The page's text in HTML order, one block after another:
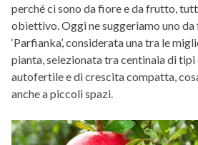
perché ci sono da fiore e da frutto,
obiettivo. Oggi ne suggeriamo uno
‘Parfianka’, considerata una tra le
pianta, selezionata tra centinaia di tipi
autofertile e di crescita compatta,
anche a piccoli spazi.